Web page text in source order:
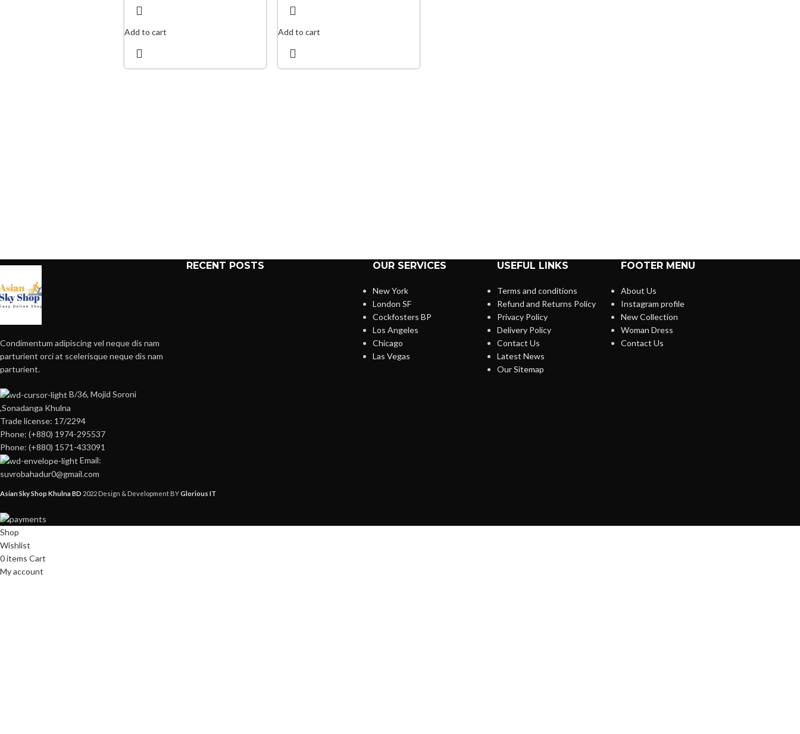
Add to cart Add to cart
Condimentum adipiscing vel neque dis nam
parturient orci at scelerisque neque dis nam
parturient.
B/36, Mojid Soroni
,Sonadanga Khulna
Trade license: 17/2294
Phone: (+880) 1974-295537
Phone: (+880) 1571-433091
Email:
suvrobahadur0@gmail.com
RECENT POSTS OUR SERVICES
New York
London SF
Cockfosters BP
Los Angeles
Chicago
Las Vegas
USEFUL LINKS
Terms and conditions
Refund and Returns Policy
Privacy Policy
Delivery Policy
Contact Us
Latest News
Our Sitemap
FOOTER MENU
About Us
Instagram profile
New Collection
Woman Dress
Contact Us
Asian Sky Shop Khulna BD 2022 Design & Development BYGlorious IT
Shop
Wishlist
0items Cart
My account